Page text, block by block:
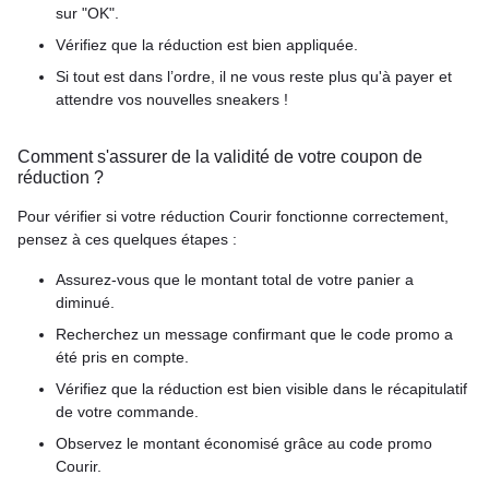
sur "OK".
Vérifiez que la réduction est bien appliquée.
Si tout est dans l’ordre, il ne vous reste plus qu'à payer et
attendre vos nouvelles sneakers !
Comment s'assurer de la validité de votre coupon de
réduction ?
Pour vérifier si votre réduction Courir fonctionne correctement,
pensez à ces quelques étapes :
Assurez-vous que le montant total de votre panier a
diminué.
Recherchez un message confirmant que le code promo a
été pris en compte.
Vérifiez que la réduction est bien visible dans le récapitulatif
de votre commande.
Observez le montant économisé grâce au code promo
Courir.